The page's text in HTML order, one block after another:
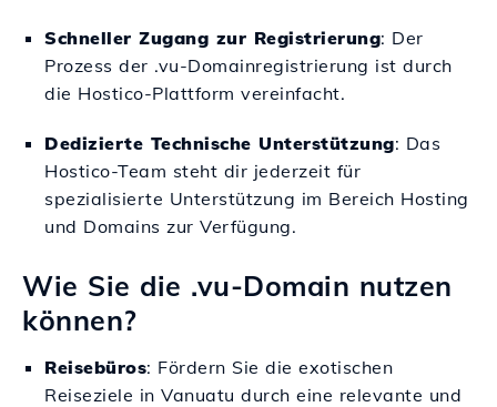
Schneller Zugang zur Registrierung: Der
Prozess der .vu-Domainregistrierung ist durch
die Hostico-Plattform vereinfacht.
Dedizierte Technische Unterstützung: Das
Hostico-Team steht dir jederzeit für
spezialisierte Unterstützung im Bereich Hosting
und Domains zur Verfügung.
Wie Sie die .vu-Domain nutzen
können?
Reisebüros: Fördern Sie die exotischen
Reiseziele in Vanuatu durch eine relevante und